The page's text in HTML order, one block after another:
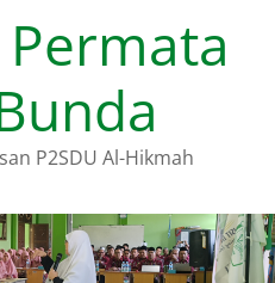
Permata
P2SDU Al-Hikmah